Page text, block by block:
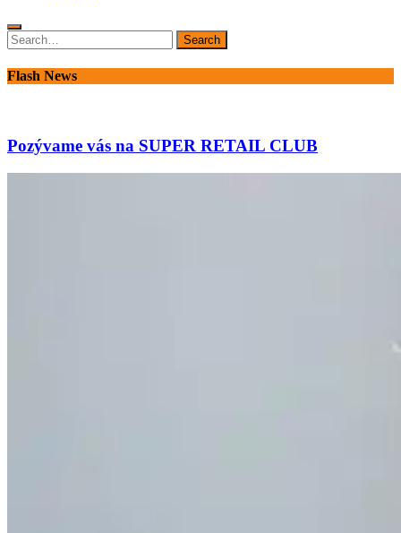
Search
for:
Search
Flash News
Pozývame vás na SUPER RETAIL CLUB